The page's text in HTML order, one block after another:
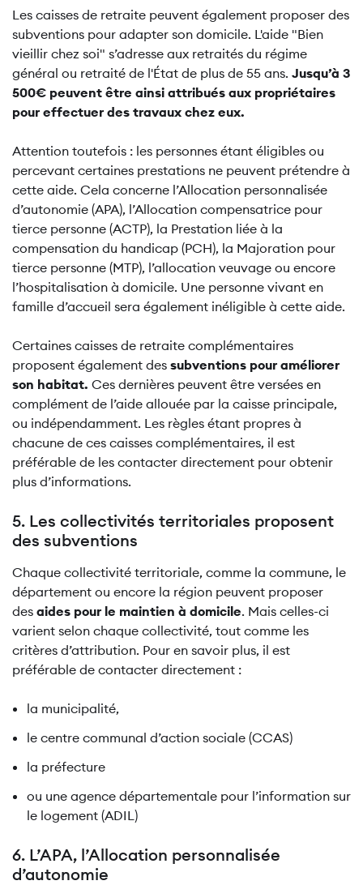
Les caisses de retraite peuvent également proposer des
subventions pour adapter son domicile. L'aide "Bien
vieillir chez soi" s’adresse aux retraités du régime
général ou retraité de l'État de plus de 55 ans. Jusqu’à 3
500€ peuvent être ainsi attribués aux propriétaires
pour effectuer des travaux chez eux.
Attention toutefois : les personnes étant éligibles ou
percevant certaines prestations ne peuvent prétendre à
cette aide. Cela concerne l’Allocation personnalisée
d’autonomie (APA), l’Allocation compensatrice pour
tierce personne (ACTP), la Prestation liée à la
compensation du handicap (PCH), la Majoration pour
tierce personne (MTP), l’allocation veuvage ou encore
l’hospitalisation à domicile. Une personne vivant en
famille d’accueil sera également inéligible à cette aide.
Certaines caisses de retraite complémentaires
proposent également des subventions pour améliorer
son habitat. Ces dernières peuvent être versées en
complément de l’aide allouée par la caisse principale,
ou indépendamment. Les règles étant propres à
chacune de ces caisses complémentaires, il est
préférable de les contacter directement pour obtenir
plus d’informations.
5. Les collectivités territoriales proposent
des subventions
Chaque collectivité territoriale, comme la commune, le
département ou encore la région peuvent proposer
des aides pour le maintien à domicile. Mais celles-ci
varient selon chaque collectivité, tout comme les
critères d’attribution. Pour en savoir plus, il est
préférable de contacter directement :
la municipalité,
le centre communal d’action sociale (CCAS)
la préfecture
ou une agence départementale pour l’information sur
le logement (ADIL)
6. L’APA, l’Allocation personnalisée
d’autonomie